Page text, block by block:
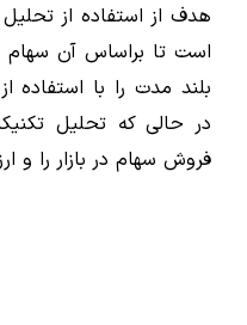
هدف از استفاده از
است تا براساس آن سهام
بلند مدت را با استفاده
در حالی که تحلیل
فروش سهام در بازار را و